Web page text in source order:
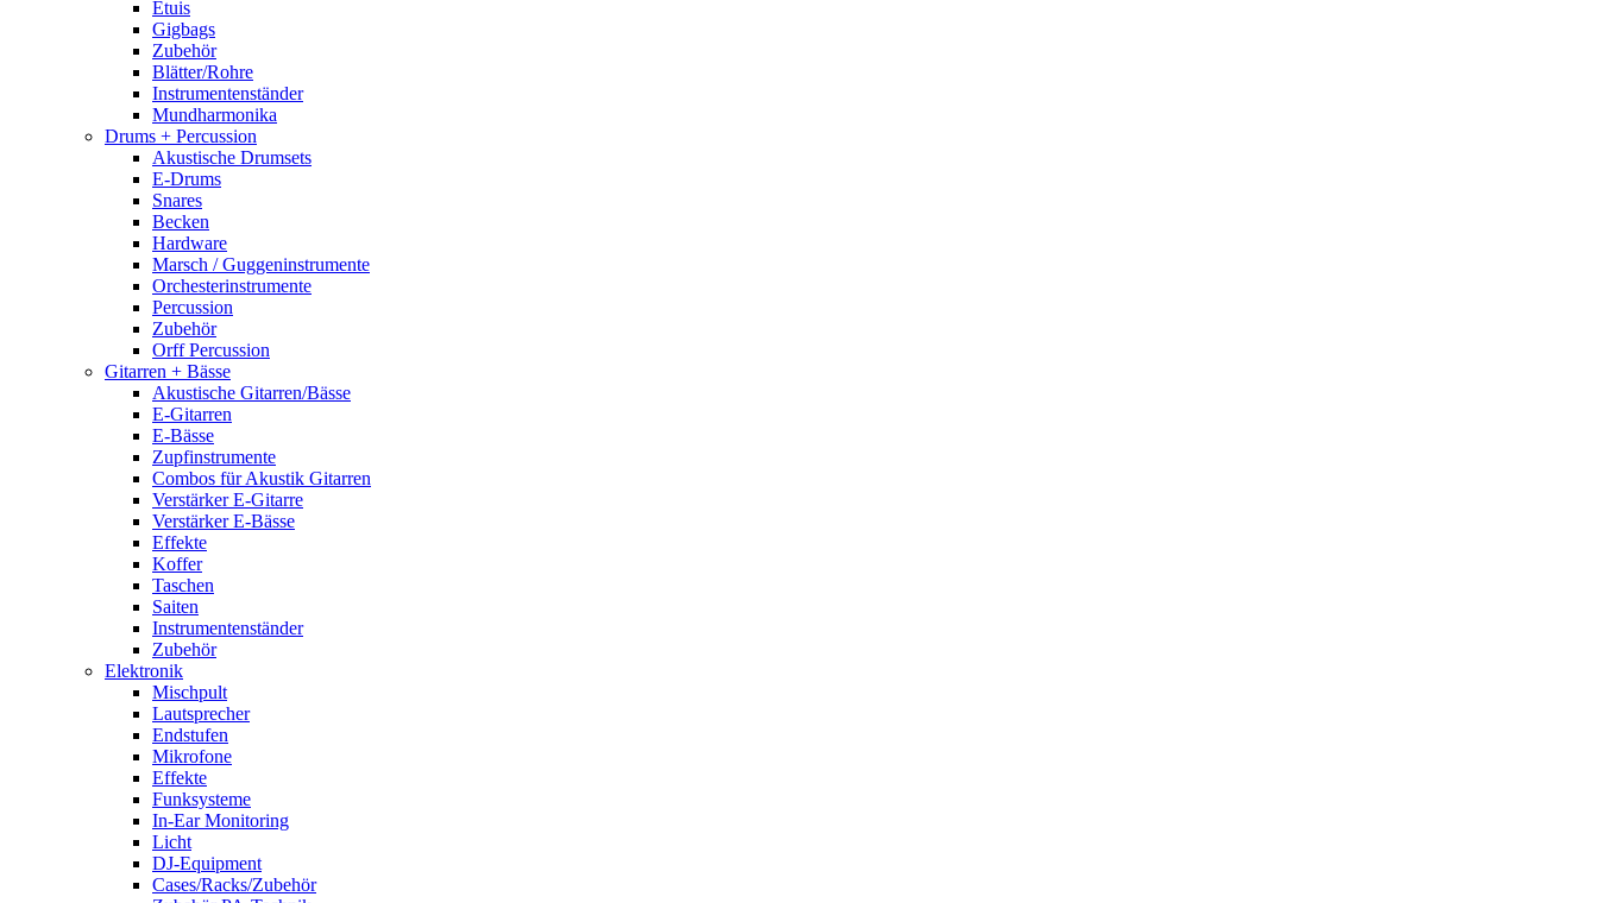
Etuis
Gigbags
Zubehör
Blätter/Rohre
Instrumentenständer
Mundharmonika
Drums + Percussion
Akustische Drumsets
E-Drums
Snares
Becken
Hardware
Marsch / Guggeninstrumente
Orchesterinstrumente
Percussion
Zubehör
Orff Percussion
Gitarren + Bässe
Akustische Gitarren/Bässe
E-Gitarren
E-Bässe
Zupfinstrumente
Combos für Akustik Gitarren
Verstärker E-Gitarre
Verstärker E-Bässe
Effekte
Koffer
Taschen
Saiten
Instrumentenständer
Zubehör
Elektronik
Mischpult
Lautsprecher
Endstufen
Mikrofone
Effekte
Funksysteme
In-Ear Monitoring
Licht
DJ-Equipment
Cases/Racks/Zubehör